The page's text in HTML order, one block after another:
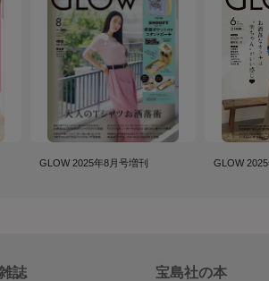
GLOW 2025年8月号増刊 GLOW
誌 宝島社の本